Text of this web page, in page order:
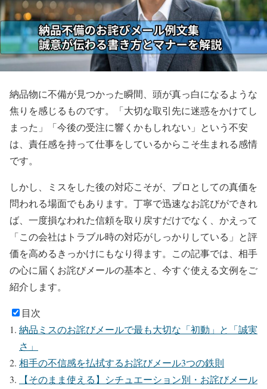
納品物に不備が見つかった瞬間、頭が真っ白になるような
焦りを感じるものです。「大切な取引先に迷惑をかけてし
まった」「今後の受注に響くかもしれない」という不安
は、責任感を持って仕事をしているからこそ生まれる感情
です。
しかし、ミスをした後の対応こそが、プロとしての真価を
問われる場面でもあります。丁寧で迅速なお詫びができれ
ば、一度損なわれた信頼を取り戻すだけでなく、かえって
「この会社はトラブル時の対応がしっかりしている」と評
価を高めるきっかけにもなり得ます。この記事では、相手
の心に届くお詫びメールの基本と、今すぐ使える文例をご
紹介します。
目次
納品ミスのお詫びメールで最も大切な「初動」と「誠実
さ」
相手の不信感を払拭するお詫びメール3つの鉄則
【そのまま使える】シチュエーション別・お詫びメール